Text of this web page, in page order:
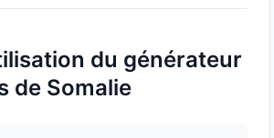
du générateur
de Somalie